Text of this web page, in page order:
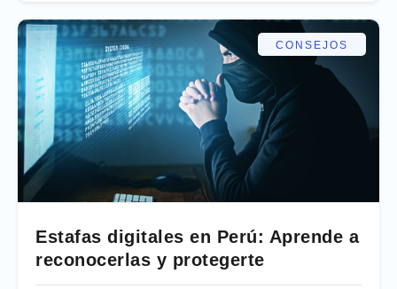
CONSEJOS
Estafas digitales en Perú: Aprende a
reconocerlas y protegerte